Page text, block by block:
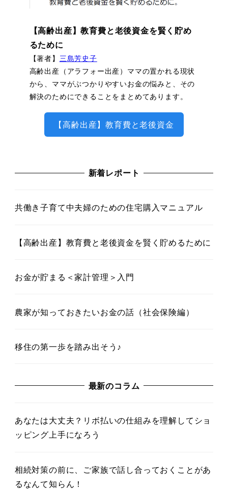
【高齢出産】教育費と老後資金を賢く貯め
るために
【著者】 三島芳史子
高齢出産（アラフォー出産）ママの置かれる現状
から、ママがぶつかりやすいお金の悩みと、その
解決のためにできることをまとめてあります。
【高齢出産】教育費と老後資金
新着レポート
共働き子育て中夫婦のための住宅購入マニュアル
【高齢出産】教育費と老後資金を賢く貯めるために
お金が貯まる＜家計管理＞入門
農家が知っておきたいお金の話（社会保険編）
移住の第一歩を踏み出そう♪
最新のコラム
あなたは大丈夫？リボ払いの仕組みを理解してショ
ッピング上手になろう
相続対策の前に、ご家族で話し合っておくことがあ
るなんて知らん！